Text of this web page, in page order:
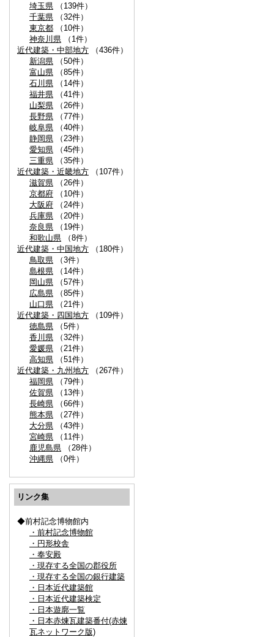
埼玉県 （139件）
千葉県 （32件）
東京都 （10件）
神奈川県 （1件）
近代建築・中部地方 （436件）
新潟県 （50件）
富山県 （85件）
石川県 （14件）
福井県 （41件）
山梨県 （26件）
長野県 （77件）
岐阜県 （40件）
静岡県 （23件）
愛知県 （45件）
三重県 （35件）
近代建築・近畿地方 （107件）
滋賀県 （26件）
京都府 （10件）
大阪府 （24件）
兵庫県 （20件）
奈良県 （19件）
和歌山県 （8件）
近代建築・中国地方 （180件）
鳥取県 （3件）
島根県 （14件）
岡山県 （57件）
広島県 （85件）
山口県 （21件）
近代建築・四国地方 （109件）
徳島県 （5件）
香川県 （32件）
愛媛県 （21件）
高知県 （51件）
近代建築・九州地方 （267件）
福岡県 （79件）
佐賀県 （13件）
長崎県 （66件）
熊本県 （27件）
大分県 （43件）
宮崎県 （11件）
鹿児島県 （28件）
沖縄県 （0件）
リンク集
◆前村記念博物館内
・前村記念博物館
・円形校舎
・奉安殿
・現存する全国の郡役所
・現存する全国の銀行建築
・日本近代建築館
・日本近代建築検定
・日本遊廓一覧
・日本赤煉瓦建築番付(赤煉
瓦ネットワーク版)